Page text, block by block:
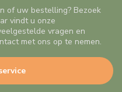
of uw bestelling? Bezoek
vindt u onze
vragen en
met ons op te nemen.